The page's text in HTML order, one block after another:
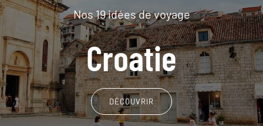
Nos 19 idées de voyage
Croatie
DÉCOUVRIR